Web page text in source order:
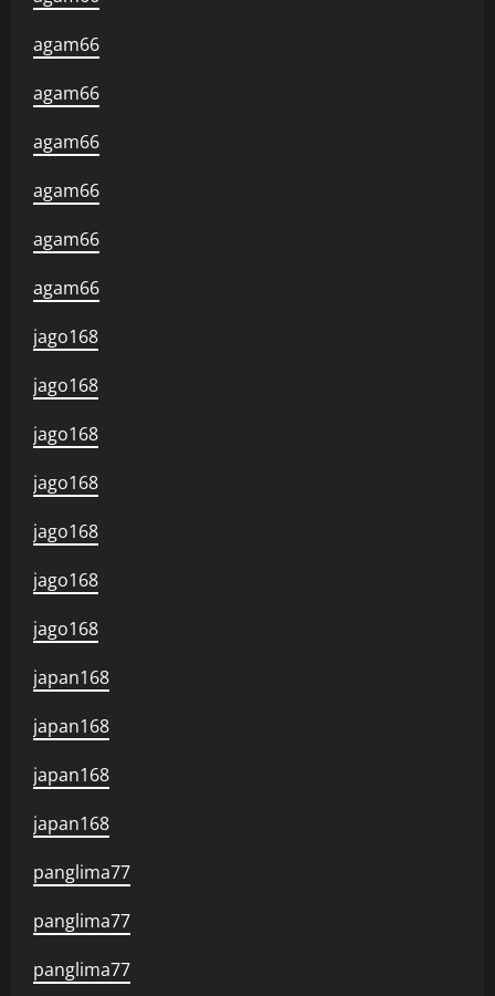
agam66
agam66
agam66
agam66
agam66
agam66
jago168
jago168
jago168
jago168
jago168
jago168
jago168
japan168
japan168
japan168
japan168
panglima77
panglima77
panglima77